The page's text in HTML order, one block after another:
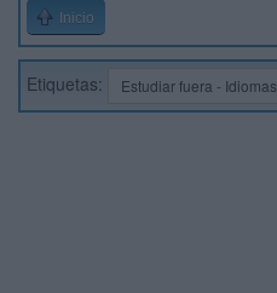
Inicio
Etiquetas: Estudiar fuera - Idiomas